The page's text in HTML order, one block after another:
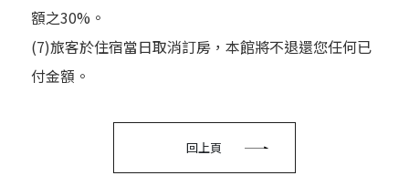
額之30%。
(7)旅客於住宿當日取消訂房，本館將不退還您任何已
付金額。
回上頁